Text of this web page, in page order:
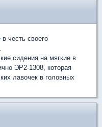
честь своего
сидения на мягкие в
ЭР2-1308, которая
лавочек в головных